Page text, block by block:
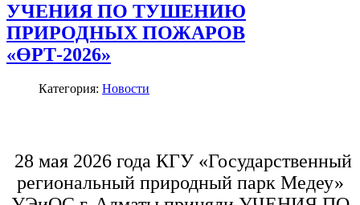
УЧЕНИЯ ПО ТУШЕНИЮ
ПРИРОДНЫХ ПОЖАРОВ
«ӨРТ-2026»
Категория: Новости
28 мая 2026 года КГУ «Государственный
региональный природный парк Медеу»